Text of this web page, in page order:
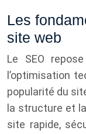
Les
site web
Le SEO
l’optimisation
popularité du
la structure et
site rapide,